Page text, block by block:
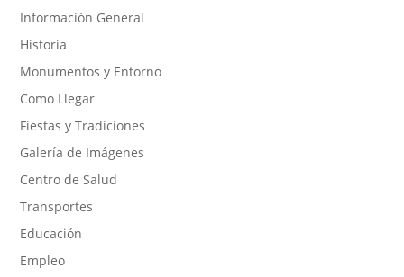
Información General
Historia
Monumentos y Entorno
Como Llegar
Fiestas y Tradiciones
Galería de Imágenes
Centro de Salud
Transportes
Educación
Empleo